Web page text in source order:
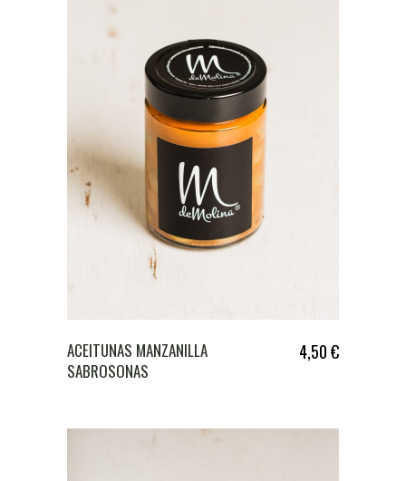
ACEITUNAS MANZANILLA
SABROSONAS
4,50€